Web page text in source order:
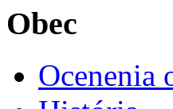
Obec
Ocenenia